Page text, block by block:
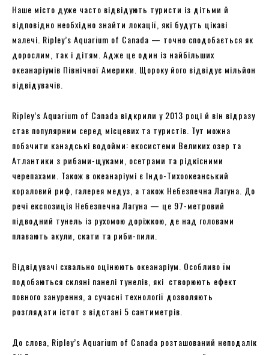
Наше місто дуже часто відвідують туристи із дітьми й
відповідно необхідно знайти локації, які будуть цікаві
малечі. Ripley’s Aquarium of Canada — точно сподобається як
дорослим, так і дітям. Адже це один із найбільших
океанаріумів Північної Америки. Щороку його відвідує мільйон
відвідувачів.
Ripley’s Aquarium of Canada відкрили у 2013 році й він відразу
став популярним серед місцевих та туристів. Тут можна
побачити канадські водойми: екосистеми Великих озер та
Атлантики з рибами-щуками, осетрами та рідкісними
черепахами. Також в океанаріумі є Індо-Тихоокеанський
кораловий риф, галерея медуз, а також Небезпечна Лагуна. До
речі експозиція Небезпечна Лагуна — це 97-метровий
підводний тунель із рухомою доріжкою, де над головами
плавають акули, скати та риби-пили.
Відвідувачі схвально оцінюють океанаріум. Особливо їм
подобаються скляні панелі тунелів, які створюють ефект
повного занурення, а сучасні технології дозволяють
розглядати істот з відстані 5 сантиметрів.
До слова, Ripley’s Aquarium of Canada розташований неподалік